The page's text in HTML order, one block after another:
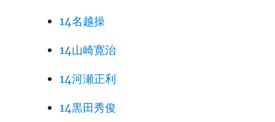
14名越操
14山崎寛治
14河瀬正利
14黒田秀俊